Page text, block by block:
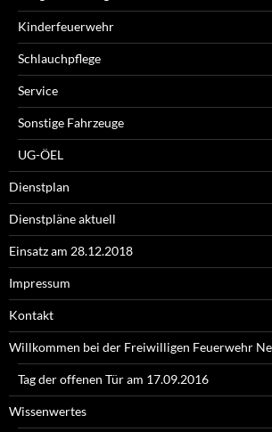
Kinderfeuerwehr
Schlauchpflege
Service
Sonstige Fahrzeuge
UG-ÖEL
Dienstplan
Dienstpläne aktuell
Einsatz am 28.12.2018
Impressum
Kontakt
Willkommen bei der Freiwilligen Feuerwehr
Tag der offenen Tür am 17.09.2016
Wissenwertes